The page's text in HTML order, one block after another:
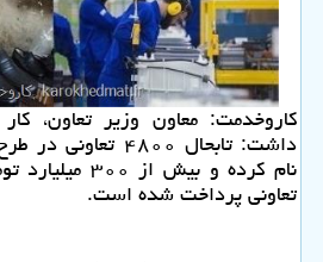
كاروخدمت: معاون وزیر تعاون،
داشت: تابحال ۴۸۰۰
نام كرده و بیش
تعاونی پرداخت شده است.